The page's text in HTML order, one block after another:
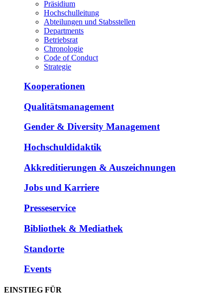
Präsidium
Hochschulleitung
Abteilungen und Stabsstellen
Departments
Betriebsrat
Chronologie
Code of Conduct
Strategie
Kooperationen
Qualitätsmanagement
Gender & Diversity Management
Hochschuldidaktik
Akkreditierungen & Auszeichnungen
Jobs und Karriere
Presseservice
Bibliothek & Mediathek
Standorte
Events
EINSTIEG FÜR